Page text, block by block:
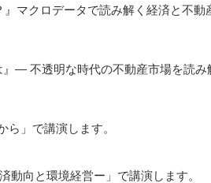
マクロデータで読み解く経済と不動
― 不透明な時代の不動産市場を読
ら」で講演します。
動向と環境経営ー」で講演します。